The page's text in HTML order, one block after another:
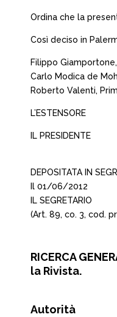
Ordina che la
Così deciso in
Filippo
Carlo Modica de
Roberto Valenti,
L’ESTENSORE
IL PRESIDENTE
DEPOSITATA IN
Il 01/06/2012
IL SEGRETARIO
(Art. 89, co. 3, cod.
RICERCA
la Rivista.
Autorità